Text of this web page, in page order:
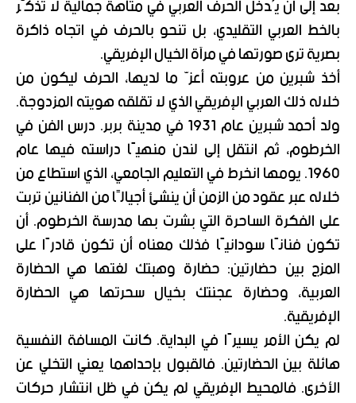
بالخط العربي التقليدي، بل تنحو بالحرف في اتجاه ذاكرة
بصرية ترى صورتها في مرآة الخيال الإفريقي.
أخذ شبرين من عروبته أعزّ ما لديها، الحرف ليكون من
خلاله ذلك العربي الإفريقي الذي لا تقلقه هويته المزدوجة.
ولد أحمد شبرين عام 1931 في مدينة بربر. درس الفن في
الخرطوم، ثم انتقل إلى لندن منهيًا دراسته فيها عام
1960. يومها انخرط في التعليم الجامعي، الذي استطاع من
خلاله عبر عقود من الزمن أن ينشئ أجيالًا من الفنانين تربت
على الفكرة الساحرة التي بشرت بها مدرسة الخرطوم. أن
تكون فنانًا سودانيًا فذلك معناه أن تكون قادرًا على
المزج بين حضارتين: حضارة وهبتك لغتها هي الحضارة
العربية، وحضارة عجنتك بخيال سحرتها هي الحضارة
الإفريقية.
لم يكن الأمر يسيرًا في البداية. كانت المسافة النفسية
هائلة بين الحضارتين. فالقبول بإحداهما يعني التخلي عن
الأخرى. فالمحيط الإفريقي لم يكن في ظل انتشار حركات